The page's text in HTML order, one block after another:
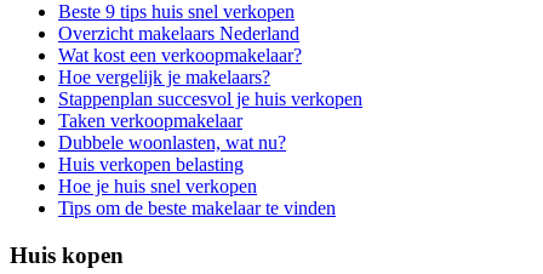
Beste 9 tips huis snel verkopen
Overzicht makelaars Nederland
Wat kost een verkoopmakelaar?
Hoe vergelijk je makelaars?
Stappenplan succesvol je huis verkopen
Taken verkoopmakelaar
Dubbele woonlasten, wat nu?
Huis verkopen belasting
Hoe je huis snel verkopen
Tips om de beste makelaar te vinden
Huis kopen